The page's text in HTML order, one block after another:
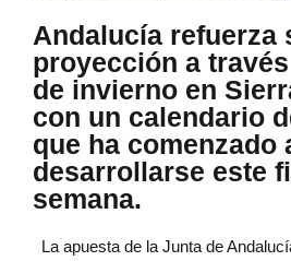
Andalucía refuerza
proyección a
de invierno en
con un calendario
que ha comenzado
desarrollarse este
semana.
La apuesta de la Junta de